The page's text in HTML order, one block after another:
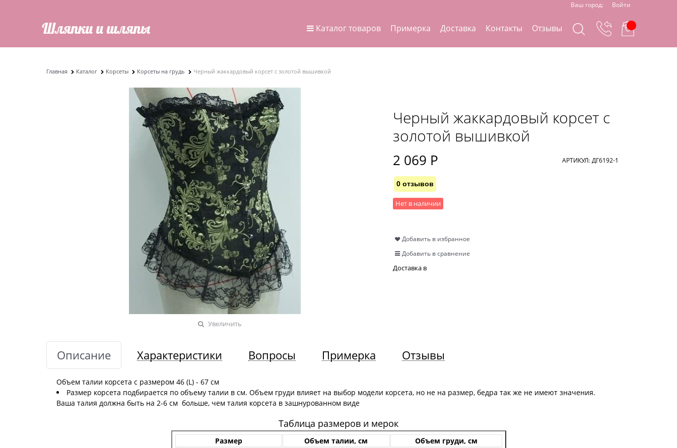
Ваш город: Войти
Каталог товаров Примерка Доставка Контакты Отзывы
Главная Каталог Корсеты Корсеты на грудь Черный жаккардовый корсет с золотой вышивкой
Увеличить
Черный жаккардовый корсет с
золотой вышивкой
2 069 Р АРТИКУЛ: ДГ6192-1
0 отзывов
Нет в наличии
Добавить в избранное
Добавить в сравнение
Доставка в
Описание Характеристики Вопросы Примерка Отзывы
Объем талии корсета с размером 46 (L) - 67 см
Размер корсета подбирается по объему талии в см. Объем груди влияет на выбор модели корсета, но не на размер, бедра так же не имеют значения.
Ваша талия должна быть на 2-6 см больше, чем талия корсета в зашнурованном виде
Таблица размеров и мерок
Размер Объем талии, см Объем груди, см